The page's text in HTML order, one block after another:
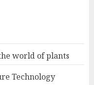
world of plants
Technology